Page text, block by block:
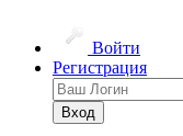
Войти
Регистрация
Вход